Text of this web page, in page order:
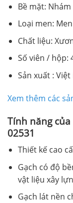
Bề mặt: Nhám
Loại men:
Chất liệu:
Số viên / hộp:
Sản xuất : Việt
Xem thêm các
Tính năng
02531
Thiết kế cao
Gạch có độ
vật liệu xây
Gạch lát nền